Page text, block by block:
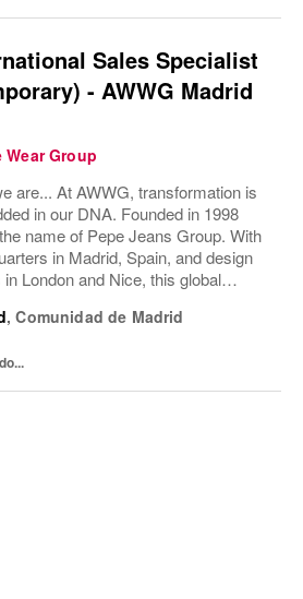
Sales Specialist
- AWWG Madrid
Wear Group
are... At AWWG, transformation is
in our DNA. Founded in 1998
name of Pepe Jeans Group. With
in Madrid, Spain, and design
London and Nice, this global
London, Hackett, and
,Comunidad de Madrid